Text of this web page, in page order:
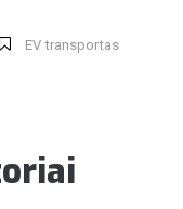
EV transportas